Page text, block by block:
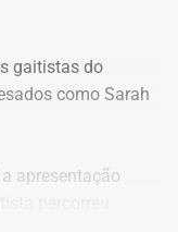
que
alto risco de
e
do Itaprevi
gaitistas do
como Sarah
apresentação